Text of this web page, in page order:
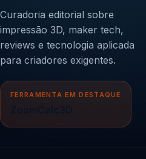
Curadoria editorial sobre
impressão 3D, maker tech,
reviews e tecnologia aplicada
para criadores exigentes.
FERRAMENTA EM DESTAQUE
ZoomCalc3D